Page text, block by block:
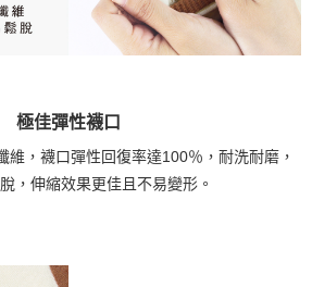
極佳彈性襪口
維，襪口彈性回復率達100％，耐洗耐磨，
，伸縮效果更佳且不易變形。